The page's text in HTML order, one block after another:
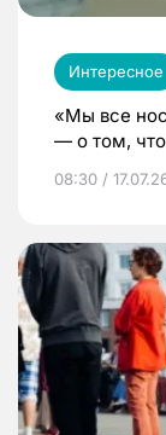
Интересное
«Мы все
— о том,
08:30 /